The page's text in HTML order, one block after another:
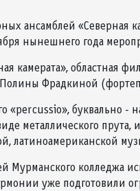
ансамблей «Северная
нынешнего года
камерата»,
Фрадкиной
«percussio», буквально
металлического
латиноамериканской
Мурманского колледжа
уже подготовили